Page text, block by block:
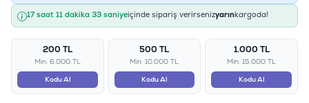
17 saat 11 dakika 33 saniyeiçinde sipariş verirsenizyarınkargoda!
200 TL
Min: 6.000 TL
Kodu Al
500 TL
Min: 10.000 TL
Kodu Al
1.000 TL
Min: 15.000 TL
Kodu Al